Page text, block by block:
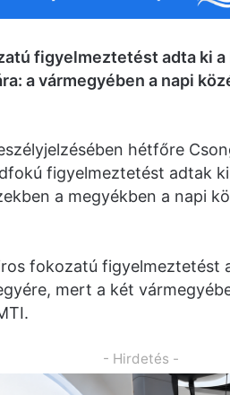
figyelmeztetést adta ki
a vármegyében a napi
hétfőre
figyelmeztetést adtak
a megyékben a napi
fokozatú figyelmeztetést
mert a két
- Hirdetés -